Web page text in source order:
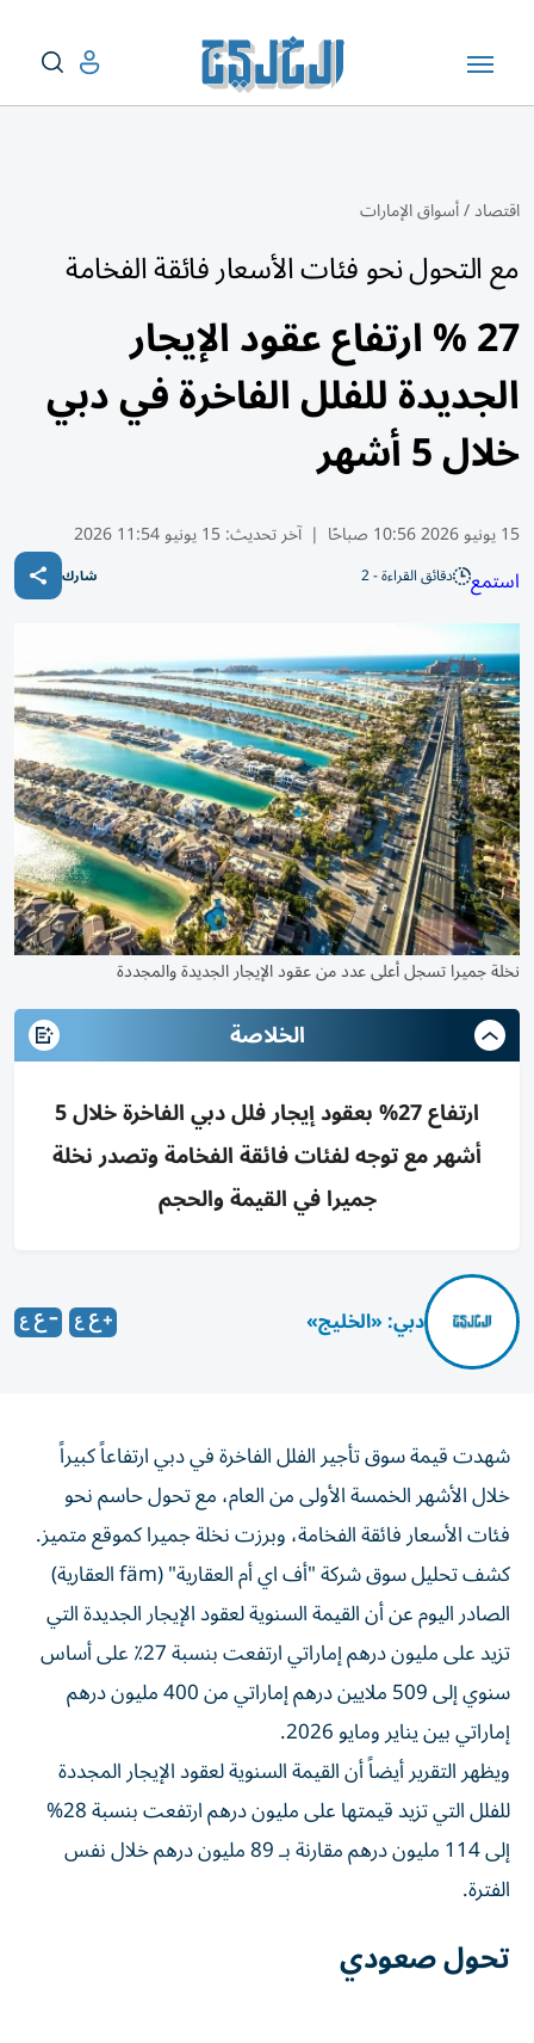
اقتصاد/أسواق الإمارات
مع التحول نحو فئات الأسعار فائقة الفخامة
27 % ارتفاع عقود الإيجار
الجديدة للفلل الفاخرة في دبي
خلال 5 أشهر
15 يونيو 2026 10:56 صباحًا | آخر تحديث:15 يونيو 11:54 2026
استمع دقائق القراءة - 2 شارك
نخلة جميرا تسجل أعلى عدد من عقود الإيجار الجديدة والمجددة
الخلاصة
ارتفاع 27% بعقود إيجار فلل دبي الفاخرة خلال 5
أشهر مع توجه لفئات فائقة الفخامة وتصدر نخلة
جميرا في القيمة والحجم
دبي: «الخليج»
شهدت قيمة سوق تأجير الفلل الفاخرة في دبي ارتفاعاً كبيراً
خلال الأشهر الخمسة الأولى من العام، مع تحول حاسم نحو
فئات الأسعار فائقة الفخامة، وبرزت نخلة جميرا كموقع متميز.
كشف تحليل سوق شركة "أف اي أم العقارية" (fäm العقارية)
الصادر اليوم عن أن القيمة السنوية لعقود الإيجار الجديدة التي
تزيد على مليون درهم إماراتي ارتفعت بنسبة 27٪ على أساس
سنوي إلى 509 ملايين درهم إماراتي من 400 مليون درهم
إماراتي بين يناير ومايو 2026.
ويظهر التقرير أيضاً أن القيمة السنوية لعقود الإيجار المجددة
للفلل التي تزيد قيمتها على مليون درهم ارتفعت بنسبة 28%
إلى 114 مليون درهم مقارنة بـ 89 مليون درهم خلال نفس
الفترة.
تحول صعودي